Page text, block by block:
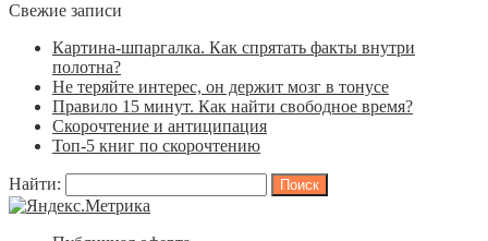
Свежие записи
Картина-шпаргалка. Как спрятать факты внутри
полотна?
Не теряйте интерес, он держит мозг в тонусе
Правило 15 минут. Как найти свободное время?
Скорочтение и антиципация
Топ-5 книг по скорочтению
Найти: